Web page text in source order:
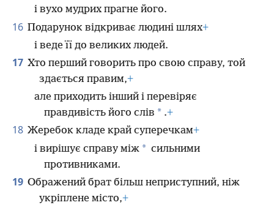
і вухо мудрих прагне його.
16 Подарунок відкриває людині шлях+
і веде її до великих людей.
17 Хто перший говорить про свою справу, той
здається правим,+
але приходить інший і перевіряє
правдивість його слів * .+
18 Жеребок кладе край суперечкам+
і вирішує справу між * сильними
противниками.
19 Ображений брат більш неприступний, ніж
укріплене місто,+